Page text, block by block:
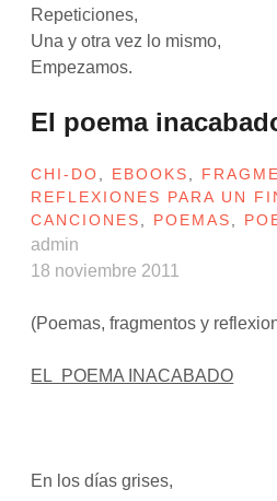
Repeticiones,
Una y otra vez lo mismo,
Empezamos.
El poema
CHI-DO, EBOOKS,
REFLEXIONES PARA UN
CANCIONES, POEMAS,
admin
18 noviembre 2011
(Poemas, fragmentos y
EL POEMA INACABADO
En los días grises,